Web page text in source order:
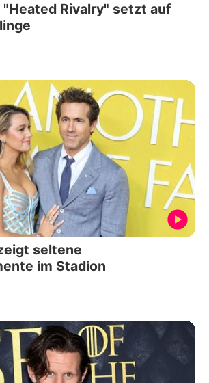
Rivalry" setzt auf
seltene
im Stadion